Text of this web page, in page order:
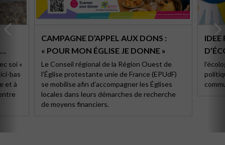
soi «
bas
et à
CAMPAGNE D’APPEL AUX DONS :
« POUR MON ÉGLISE JE DONNE »
Le Conseil régional de la Région Ouest de
l’Église protestante unie de France (EPUdF)
se mobilise afin d’accompagner les Églises
locales dans leurs démarches de recherche
de moyens financiers.
IDÉE
EN